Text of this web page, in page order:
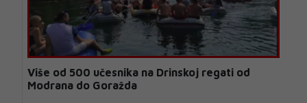
Više od 500 učesnika na Drinskoj regati od
Modrana do Goražda